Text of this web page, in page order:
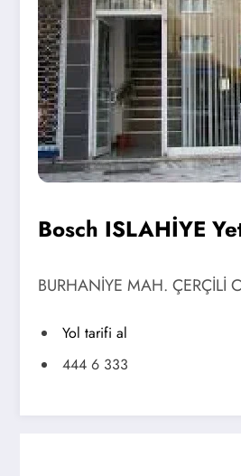
Bosch ISLAHİYE
BURHANİYE MAH. ÇERÇİLİ
Yol tarifi al
444 6 333